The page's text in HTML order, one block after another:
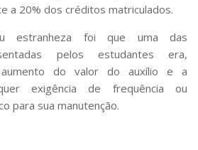
a 20% dos créditos matriculados.
estranheza foi que uma das
pelos estudantes era,
aumento do valor do auxílio e a
exigência de frequência ou
para sua manutenção.